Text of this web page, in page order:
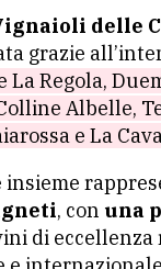
delle
grazie
La Regola,
Albelle,
e La
, con una
di